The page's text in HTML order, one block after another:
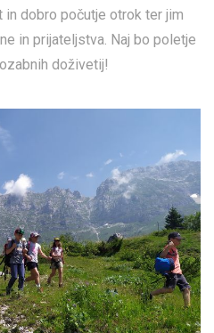
dobro počutje otrok ter jim
in prijateljstva. Naj bo poletje
doživetij!